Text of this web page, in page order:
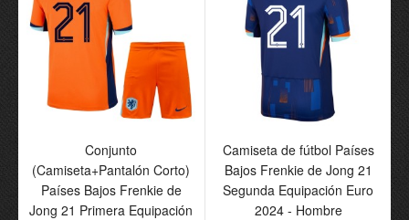
2025-26 - Niño
69.55€ 29.90€
Equipación 2024-25 -
Hombre
69.55€ 29.90€
Conjunto
(Camiseta+Pantalón Corto)
Países Bajos Frenkie de
Jong 21 Primera Equipación
Camiseta de fútbol Países
Bajos Frenkie de Jong 21
Segunda Equipación Euro
2024 - Hombre